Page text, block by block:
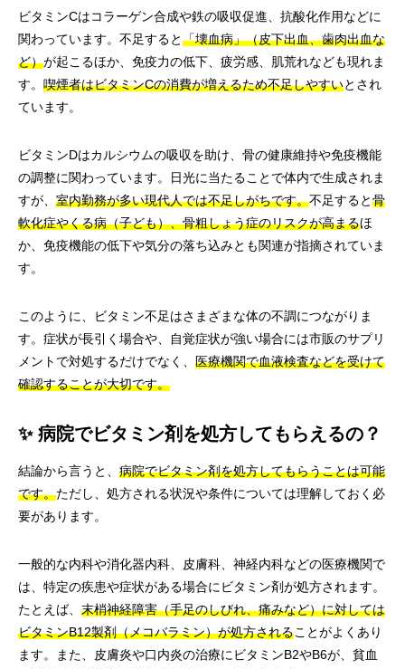
ビタミンCはコラーゲン合成や鉄の吸収促進、抗酸化作用などに
関わっています。不足すると「壊血病」（皮下出血、歯肉出血な
ど）が起こるほか、免疫力の低下、疲労感、肌荒れなども現れま
す。 喫煙者はビタミンCの消費が増えるため不足しやすいとされ
ています。
ビタミンDはカルシウムの吸収を助け、骨の健康維持や免疫機能
の調整に関わっています。日光に当たることで体内で生成されま
すが、 室内勤務が多い現代人では不足しがちです。不足すると骨
軟化症やくる病（子ども）、骨粗しょう症のリスクが高まるほ
か、免疫機能の低下や気分の落ち込みとも関連が指摘されていま
す。
このように、ビタミン不足はさまざまな体の不調につながりま
す。症状が長引く場合や、自覚症状が強い場合には市販のサプリ
メントで対処するだけでなく、 医療機関で血液検査などを受けて
確認することが大切です。
✨ 病院でビタミン剤を処方してもらえるの？
結論から言うと、 病院でビタミン剤を処方してもらうことは可能
です。ただし、処方される状況や条件については理解しておく必
要があります。
一般的な内科や消化器内科、皮膚科、神経内科などの医療機関で
は、特定の疾患や症状がある場合にビタミン剤が処方されます。
たとえば、 末梢神経障害（手足のしびれ、痛みなど）に対しては
ビタミンB12製剤（メコバラミン）が処方されることがよくあり
ます。また、皮膚炎や口内炎の治療にビタミンB2やB6が、貧血